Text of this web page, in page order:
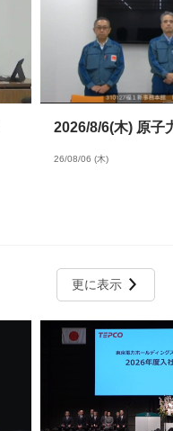
2026/8/6(木) 原子
26/08/06 (木)
更に表示